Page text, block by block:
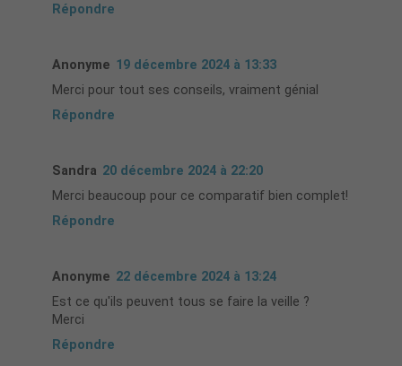
Répondre
Anonyme 19 décembre 2024 à 13:33
Merci pour tout ses conseils, vraiment génial
Répondre
Sandra 20 décembre 2024 à 22:20
Merci beaucoup pour ce comparatif bien complet!
Répondre
Anonyme 22 décembre 2024 à 13:24
Est ce qu'ils peuvent tous se faire la veille ?
Merci
Répondre